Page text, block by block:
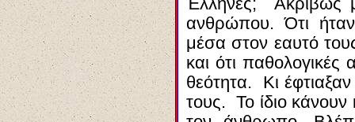
Έλληνες; Ακριβώς
ανθρώπου. Ότι
μέσα στον εαυτό
και ότι
θεότητα. Κι
τους. Το ίδιο